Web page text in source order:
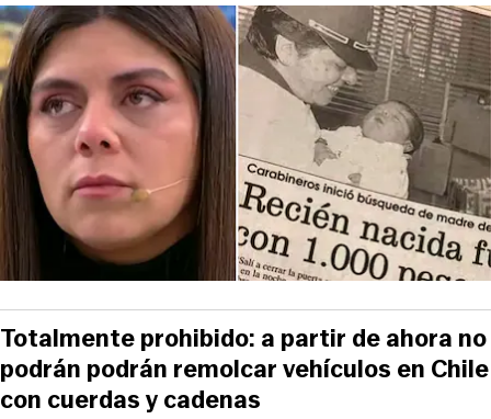
Totalmente prohibido: a partir de ahora no
podrán podrán remolcar vehículos en Chile
con cuerdas y cadenas